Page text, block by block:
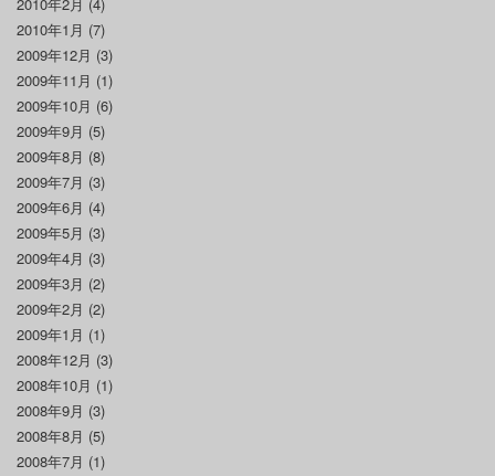
2010年1月 (7)
2009年12月 (3)
2009年11月 (1)
2009年10月 (6)
2009年9月 (5)
2009年8月 (8)
2009年7月 (3)
2009年6月 (4)
2009年5月 (3)
2009年4月 (3)
2009年3月 (2)
2009年2月 (2)
2009年1月 (1)
2008年12月 (3)
2008年10月 (1)
2008年9月 (3)
2008年8月 (5)
2008年7月 (1)